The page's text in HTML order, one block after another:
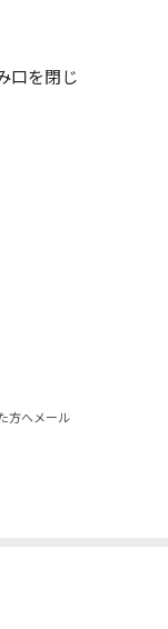
口を閉じ
方へメール